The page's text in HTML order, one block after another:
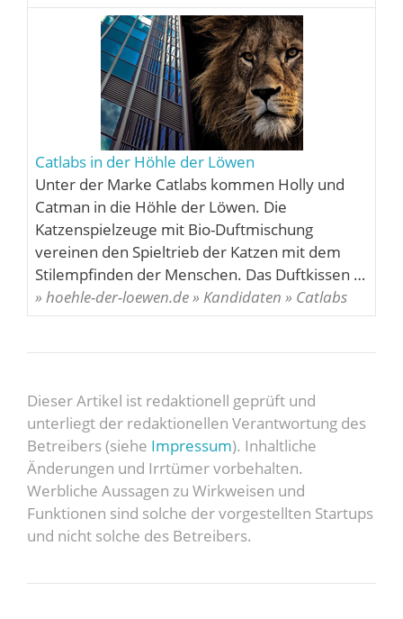
Catlabs in der Höhle der Löwen
Unter der Marke Catlabs kommen Holly und
Catman in die Höhle der Löwen. Die
Katzenspielzeuge mit Bio-Duftmischung
vereinen den Spieltrieb der Katzen mit dem
Stilempfinden der Menschen. Das Duftkissen …
» hoehle-der-loewen.de » Kandidaten » Catlabs
Dieser Artikel ist redaktionell geprüft und
unterliegt der redaktionellen Verantwortung des
Betreibers (siehe Impressum). Inhaltliche
Änderungen und Irrtümer vorbehalten.
Werbliche Aussagen zu Wirkweisen und
Funktionen sind solche der vorgestellten Startups
und nicht solche des Betreibers.